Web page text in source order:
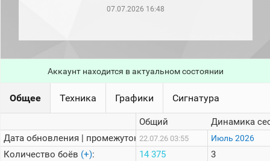
месяц)
(за
последние
сессии)
Топ
1000
Кланы
07.07.2026 16:48
Аккаунт находится в актуальном состоянии
Общее Техника Графики Сигнатура
Дата обновления | промежуток:
Количество боёв (+):
Общий
22.07.26 03:55
14 375
Динамика
Июль 2026
3